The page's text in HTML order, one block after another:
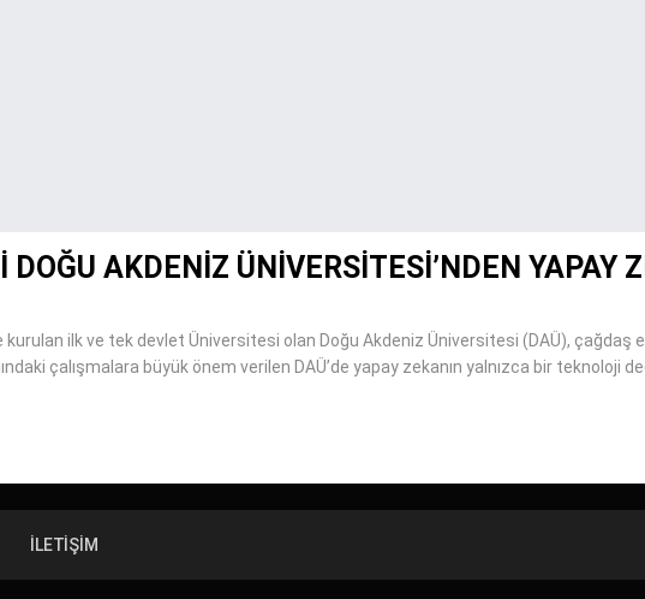
DOĞU AKDENİZ ÜNİVERSİTESİ’NDEN YAPAY
kurulan ilk ve tek devlet Üniversitesi olan Doğu Akdeniz Üniversitesi (DAÜ), çağdaş
çalışmalara büyük önem verilen DAÜ’de yapay zekanın yalnızca bir teknoloji
İLETIŞIM